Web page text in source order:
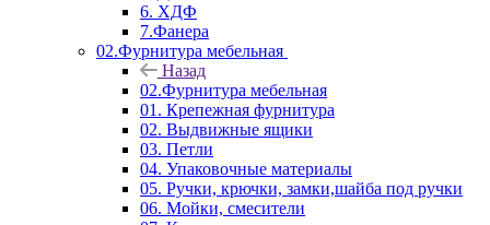
6. ХДФ
7.Фанера
02.Фурнитура мебельная
Назад
02.Фурнитура мебельная
01. Крепежная фурнитура
02. Выдвижные ящики
03. Петли
04. Упаковочные материалы
05. Ручки, крючки, замки,шайба под ручки
06. Мойки, смесители